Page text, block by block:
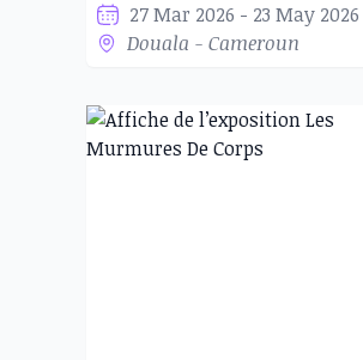
27 Mar 2026 - 23 May 2026
Douala - Cameroun